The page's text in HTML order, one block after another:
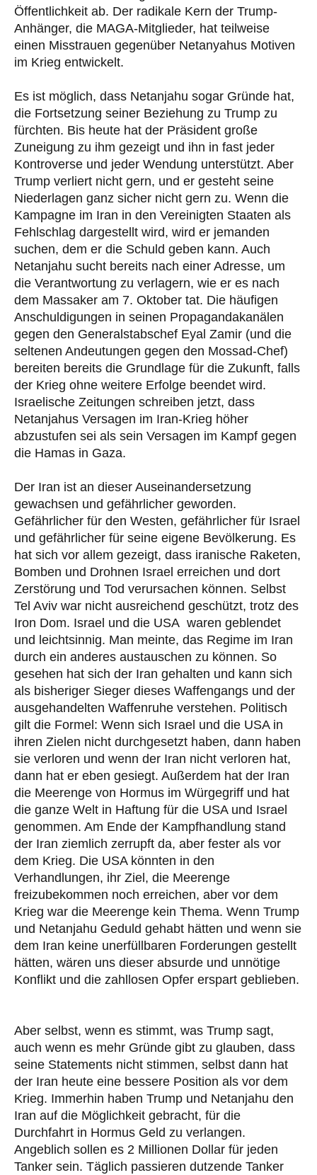
Öffentlichkeit ab. Der radikale Kern der Trump-
Anhänger, die MAGA-Mitglieder, hat teilweise
einen Misstrauen gegenüber Netanyahus Motiven
im Krieg entwickelt.
Es ist möglich, dass Netanjahu sogar Gründe hat,
die Fortsetzung seiner Beziehung zu Trump zu
fürchten. Bis heute hat der Präsident große
Zuneigung zu ihm gezeigt und ihn in fast jeder
Kontroverse und jeder Wendung unterstützt. Aber
Trump verliert nicht gern, und er gesteht seine
Niederlagen ganz sicher nicht gern zu. Wenn die
Kampagne im Iran in den Vereinigten Staaten als
Fehlschlag dargestellt wird, wird er jemanden
suchen, dem er die Schuld geben kann. Auch
Netanjahu sucht bereits nach einer Adresse, um
die Verantwortung zu verlagern, wie er es nach
dem Massaker am 7. Oktober tat. Die häufigen
Anschuldigungen in seinen Propagandakanälen
gegen den Generalstabschef Eyal Zamir (und die
seltenen Andeutungen gegen den Mossad-Chef)
bereiten bereits die Grundlage für die Zukunft, falls
der Krieg ohne weitere Erfolge beendet wird.
Israelische Zeitungen schreiben jetzt, dass
Netanjahus Versagen im Iran-Krieg höher
abzustufen sei als sein Versagen im Kampf gegen
die Hamas in Gaza.
Der Iran ist an dieser Auseinandersetzung
gewachsen und gefährlicher geworden.
Gefährlicher für den Westen, gefährlicher für Israel
und gefährlicher für seine eigene Bevölkerung. Es
hat sich vor allem gezeigt, dass iranische Raketen,
Bomben und Drohnen Israel erreichen und dort
Zerstörung und Tod verursachen können. Selbst
Tel Aviv war nicht ausreichend geschützt, trotz des
Iron Dom. Israel und die USA waren geblendet
und leichtsinnig. Man meinte, das Regime im Iran
durch ein anderes austauschen zu können. So
gesehen hat sich der Iran gehalten und kann sich
als bisheriger Sieger dieses Waffengangs und der
ausgehandelten Waffenruhe verstehen. Politisch
gilt die Formel: Wenn sich Israel und die USA in
ihren Zielen nicht durchgesetzt haben, dann haben
sie verloren und wenn der Iran nicht verloren hat,
dann hat er eben gesiegt. Außerdem hat der Iran
die Meerenge von Hormus im Würgegriff und hat
die ganze Welt in Haftung für die USA und Israel
genommen. Am Ende der Kampfhandlung stand
der Iran ziemlich zerrupft da, aber fester als vor
dem Krieg. Die USA könnten in den
Verhandlungen, ihr Ziel, die Meerenge
freizubekommen noch erreichen, aber vor dem
Krieg war die Meerenge kein Thema. Wenn Trump
und Netanjahu Geduld gehabt hätten und wenn sie
dem Iran keine unerfüllbaren Forderungen gestellt
hätten, wären uns dieser absurde und unnötige
Konflikt und die zahllosen Opfer erspart geblieben.
Aber selbst, wenn es stimmt, was Trump sagt,
auch wenn es mehr Gründe gibt zu glauben, dass
seine Statements nicht stimmen, selbst dann hat
der Iran heute eine bessere Position als vor dem
Krieg. Immerhin haben Trump und Netanjahu den
Iran auf die Möglichkeit gebracht, für die
Durchfahrt in Hormus Geld zu verlangen.
Angeblich sollen es 2 Millionen Dollar für jeden
Tanker sein. Täglich passieren dutzende Tanker